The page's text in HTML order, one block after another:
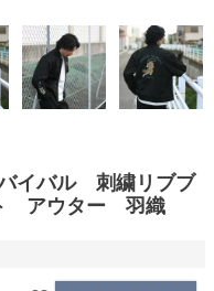
イバル 刺繍リブブ
アウター 羽織